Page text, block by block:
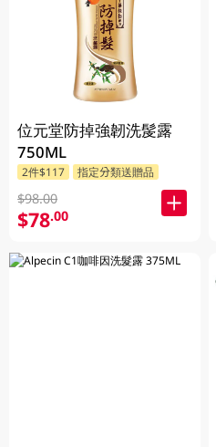
位元堂防掉強韌洗髲露
750ML
2件$117 指定分類送贈品
$98.00
$78.00